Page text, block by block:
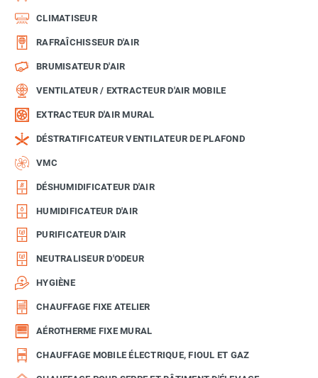
CLIMATISEUR
RAFRAÎCHISSEUR D'AIR
BRUMISATEUR D'AIR
VENTILATEUR / EXTRACTEUR D'AIR MOBILE
EXTRACTEUR D'AIR MURAL
DÉSTRATIFICATEUR VENTILATEUR DE PLAFOND
VMC
DÉSHUMIDIFICATEUR D'AIR
HUMIDIFICATEUR D'AIR
PURIFICATEUR D'AIR
NEUTRALISEUR D'ODEUR
HYGIÈNE
CHAUFFAGE FIXE ATELIER
AÉROTHERME FIXE MURAL
CHAUFFAGE MOBILE ÉLECTRIQUE, FIOUL ET GAZ